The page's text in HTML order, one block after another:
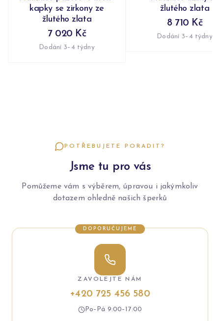
kapky se zirkony ze
žlutého zlata
7 020 Kč
Dodání 3–4 týdny
žlutého zlata
8 710 Kč
Dodání 3–4 týdny
POTŘEBUJETE PORADIT?
Jsme tu pro vás
Pomůžeme vám s výběrem, úpravou i jakýmkoliv
dotazem ohledně našich šperků
DOPORUČUJEME
ZAVOLEJTE NÁM
+420 725 456 580
Po–Pá 9:00–17:00